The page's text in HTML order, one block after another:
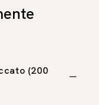
(200